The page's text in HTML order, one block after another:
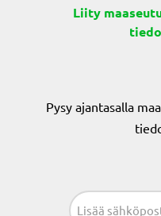
Liity
Pysy ajantasalla